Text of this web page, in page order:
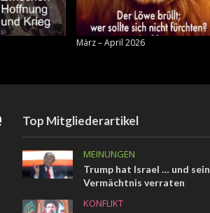
März – April 2026
Top Mitgliederartikel
MEINUNGEN
Trump hat Israel … und sein
Vermächtnis verraten
KONFLIKT